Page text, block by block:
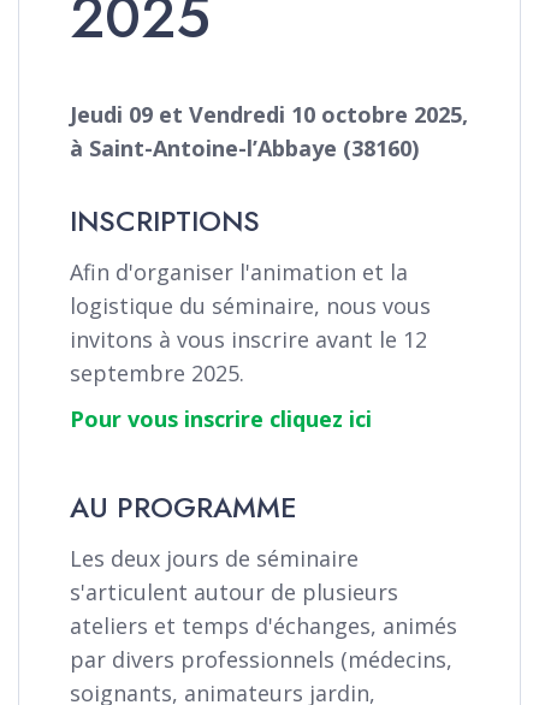
2025
Jeudi 09 et Vendredi 10 octobre 2025,
à Saint-Antoine-l’Abbaye (38160)
INSCRIPTIONS
Afin d'organiser l'animation et la
logistique du séminaire, nous vous
invitons à vous inscrire avant le 12
septembre 2025.
Pour vous inscrire cliquez ici
AU PROGRAMME
Les deux jours de séminaire
s'articulent autour de plusieurs
ateliers et temps d'échanges, animés
par divers professionnels (médecins,
soignants, animateurs jardin,